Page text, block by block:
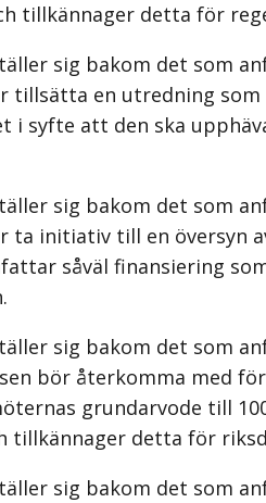
tillkännager detta för
sig bakom det som
tillsätta en utredning
i syfte att den ska
sig bakom det som
ta initiativ till en översyn
såväl finansiering
sig bakom det som
bör återkomma med
grundarvode till
tillkännager detta för
sig bakom det som